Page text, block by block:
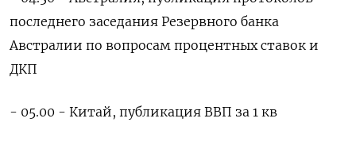
последнего заседания Резервного банка
Австралии по вопросам процентных ставок и
ДКП
- 05.00 - Китай, публикация ВВП за 1 кв